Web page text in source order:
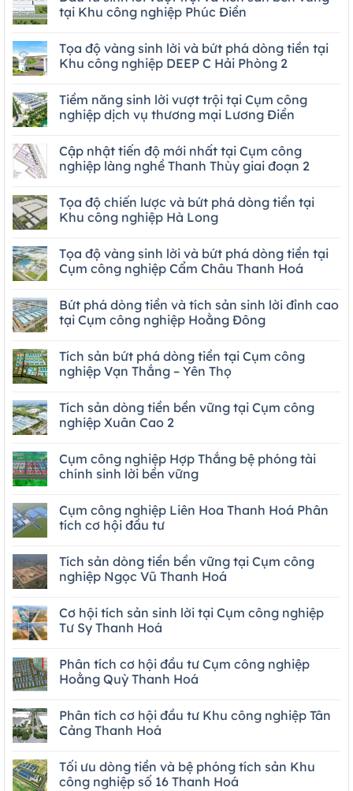
tại Khu công nghiệp Phúc Điền
Tọa độ vàng sinh lời và bứt phá dòng tiền tại
Khu công nghiệp DEEP C Hải Phòng 2
Tiềm năng sinh lời vượt trội tại Cụm công
nghiệp dịch vụ thương mại Lương Điền
Cập nhật tiến độ mới nhất tại Cụm công
nghiệp làng nghề Thanh Thùy giai đoạn 2
Tọa độ chiến lược và bứt phá dòng tiền tại
Khu công nghiệp Hà Long
Tọa độ vàng sinh lời và bứt phá dòng tiền tại
Cụm công nghiệp Cẩm Châu Thanh Hoá
Bứt phá dòng tiền và tích sản sinh lời đỉnh cao
tại Cụm công nghiệp Hoằng Đông
Tích sản bứt phá dòng tiền tại Cụm công
nghiệp Vạn Thắng – Yên Thọ
Tích sản dòng tiền bền vững tại Cụm công
nghiệp Xuân Cao 2
Cụm công nghiệp Hợp Thắng bệ phóng tài
chính sinh lời bền vững
Cụm công nghiệp Liên Hoa Thanh Hoá Phân
tích cơ hội đầu tư
Tích sản dòng tiền bền vững tại Cụm công
nghiệp Ngọc Vũ Thanh Hoá
Cơ hội tích sản sinh lời tại Cụm công nghiệp
Tư Sy Thanh Hoá
Phân tích cơ hội đầu tư Cụm công nghiệp
Hoằng Quỳ Thanh Hoá
Phân tích cơ hội đầu tư Khu công nghiệp Tân
Cảng Thanh Hoá
Tối ưu dòng tiền và bệ phóng tích sản Khu
công nghiệp số 16 Thanh Hoá